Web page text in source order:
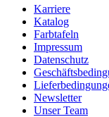
Karriere
Katalog
Farbtafeln
Impressum
Datenschutz
Newsletter
Unser Team